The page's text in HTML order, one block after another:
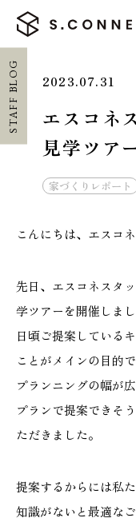
ホーム
CONCEPT
エスコネについて
CASE
GALLERY
STAFF BLOG
スタッフブログ
家づくり勉強
STAFF BLOG 2023.07.31
エスコネ
見学ツア
家づくりレポート
こんにちは、エスコ
先日、エスコネスタ
学ツアーを開催しまし
日頃ご提案している
ことがメインの目的で
プランニングの幅が
プランで提案できそ
ただきました。
提案するからには私
知識がないと最適な